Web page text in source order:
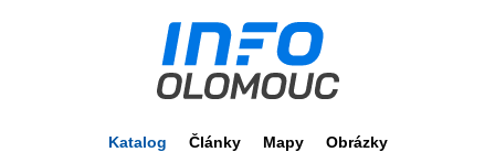
Katalog Články Mapy Obrázky